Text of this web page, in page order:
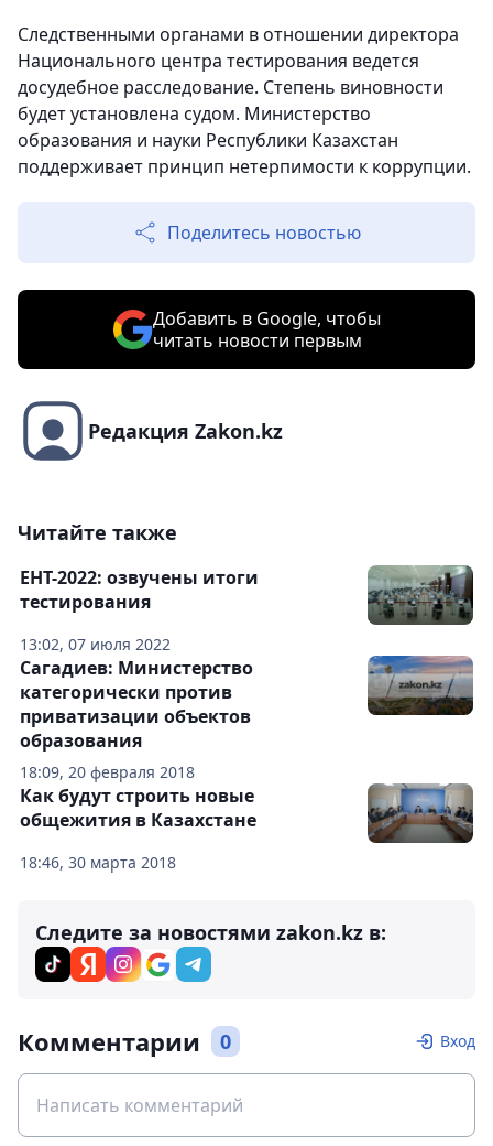
Следственными органами в отношении директора
Национального центра тестирования ведется
досудебное расследование. Степень виновности
будет установлена судом. Министерство
образования и науки Республики Казахстан
поддерживает принцип нетерпимости к коррупции.
Поделитесь новостью
Добавить в Google, чтобы
читать новости первым
Редакция Zakon.kz
Читайте также
13:02, 07 июля 2022
ЕНТ-2022: озвучены итоги
тестирования
18:09, 20 февраля 2018
Сагадиев: Министерство
категорически против
приватизации объектов
образования
18:46, 30 марта 2018
Как будут строить новые
общежития в Казахстане
Следите за новостями zakon.kz в:
Комментарии 0 Вход